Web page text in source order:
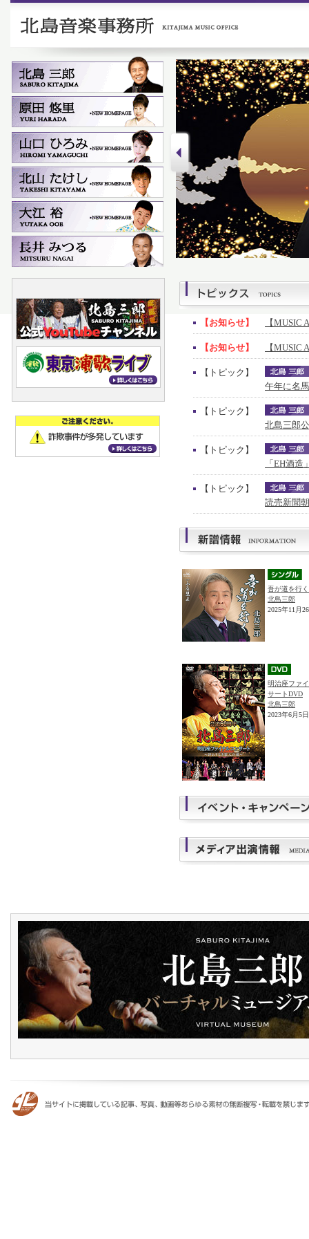
【お知らせ】 【MUSIC
【お知らせ】 【MUSIC
【トピック】
午年に名
【トピック】
北島三郎
【トピック】
「EH酒
【トピック】
読売新聞
吾が道を行く
北島三郎
2025年11月
明治座ファ
サートDVD
北島三郎
2023年6月5